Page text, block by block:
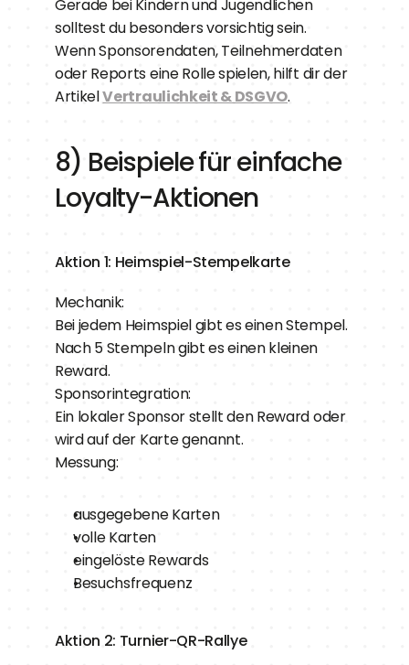
Gerade bei Kindern und Jugendlichen
solltest du besonders vorsichtig sein.
Wenn Sponsorendaten, Teilnehmerdaten
oder Reports eine Rolle spielen, hilft dir der
Artikel Vertraulichkeit & DSGVO.
8) Beispiele für einfache
Loyalty-Aktionen
Aktion 1: Heimspiel-Stempelkarte
Mechanik:
Bei jedem Heimspiel gibt es einen Stempel.
Nach 5 Stempeln gibt es einen kleinen
Reward.
Sponsorintegration:
Ein lokaler Sponsor stellt den Reward oder
wird auf der Karte genannt.
Messung:
ausgegebene Karten
volle Karten
eingelöste Rewards
Besuchsfrequenz
Aktion 2: Turnier-QR-Rallye